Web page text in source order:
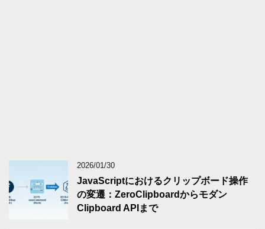
2026/01/30
JavaScriptにおけるクリップボード操作
の変遷：ZeroClipboardからモダン
Clipboard APIまで